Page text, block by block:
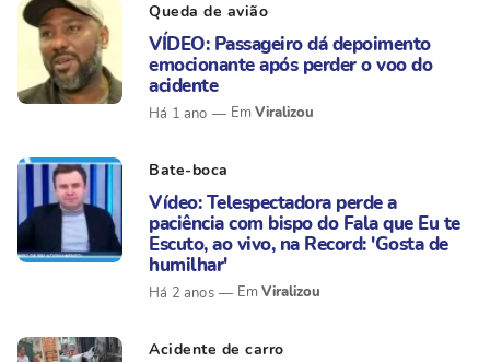
Queda de avião
VÍDEO: Passageiro dá depoimento
emocionante após perder o voo do
acidente
Há 1 ano Viralizou
Bate-boca
Vídeo: Telespectadora perde a
paciência com bispo do Fala que Eu te
Escuto, ao vivo, na Record: 'Gosta de
humilhar'
Há 2 anos Viralizou
Acidente de carro